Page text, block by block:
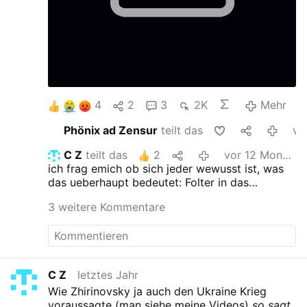
4 2 3 2K
Mehr
Phönix ad Zensurteilt das
C Z teilt das 2
vor 12 Monaten
ich frag emich ob sich jeder wewusst ist, was
das ueberhaupt bedeutet: Folter in das
3 weitere Kommentare
C Z
letztes Jahr
Wie Zhirinovsky ja auch den Ukraine Krieg